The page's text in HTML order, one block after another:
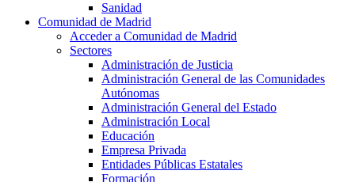
Sanidad
Comunidad de Madrid
Acceder a Comunidad de Madrid
Sectores
Administración de Justicia
Administración General de las Comunidades
Autónomas
Administración General del Estado
Administración Local
Educación
Empresa Privada
Entidades Públicas Estatales
Formación